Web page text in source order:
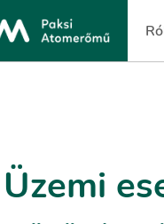
Üzemi